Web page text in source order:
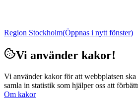
Region Stockholm(Öppnas i nytt fönster)
Vi använder kakor!
Vi använder kakor för att webbplatsen
samla in statistik som hjälper oss att
Om kakor